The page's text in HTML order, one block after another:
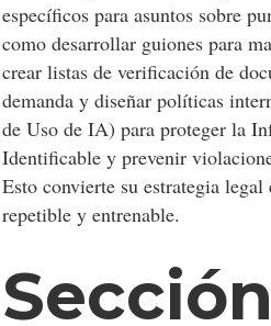
específicos para asuntos sobre
como desarrollar guiones para
crear listas de verificación de
demanda y diseñar políticas
de Uso de IA) para proteger la
Identificable y prevenir
Esto convierte su estrategia
repetible y entrenable.